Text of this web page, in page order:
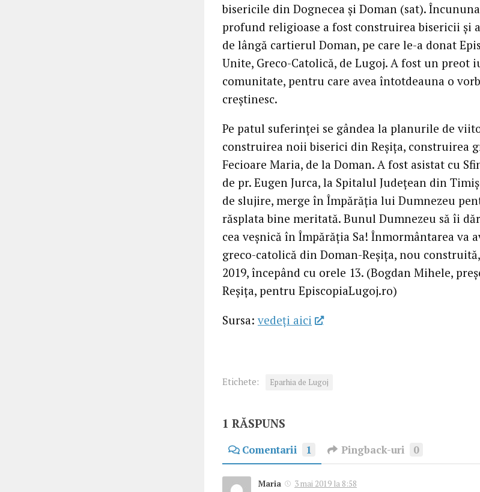
bisericile din Dognecea și Doman (sat).
profund religioase a fost construirea bisericii și
de lângă cartierul Doman, pe care le-a donat
Unite, Greco-Catolică, de Lugoj. A fost un preot
comunitate, pentru care avea întotdeauna o
creștinesc.
Pe patul suferinței se gândea la planurile de
construirea noii biserici din Reșița, construirea
Fecioare Maria, de la Doman. A fost asistat cu
de pr. Eugen Jurca, la Spitalul Județean din
de slujire, merge în Împărăția lui Dumnezeu
răsplata bine meritată. Bunul Dumnezeu să îi
cea veșnică în Împărăția Sa! Înmormântarea va
greco-catolică din Doman-Reșița, nou
2019, începând cu orele 13. (Bogdan Mihele,
Reșița, pentru EpiscopiaLugoj.ro)
Sursa: vedeţi aici
Etichete: Eparhia de Lugoj
1 RĂSPUNS
Comentarii 1 Pingback-uri 0
Maria 3 mai 2019 la 8:58